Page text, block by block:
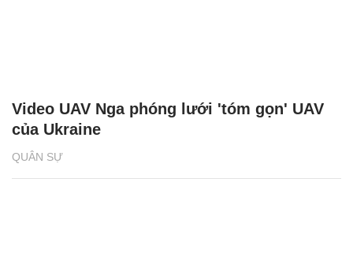
QUÂN SỰ
Video UAV Nga phóng lưới 'tóm gọn' UAV
của Ukraine